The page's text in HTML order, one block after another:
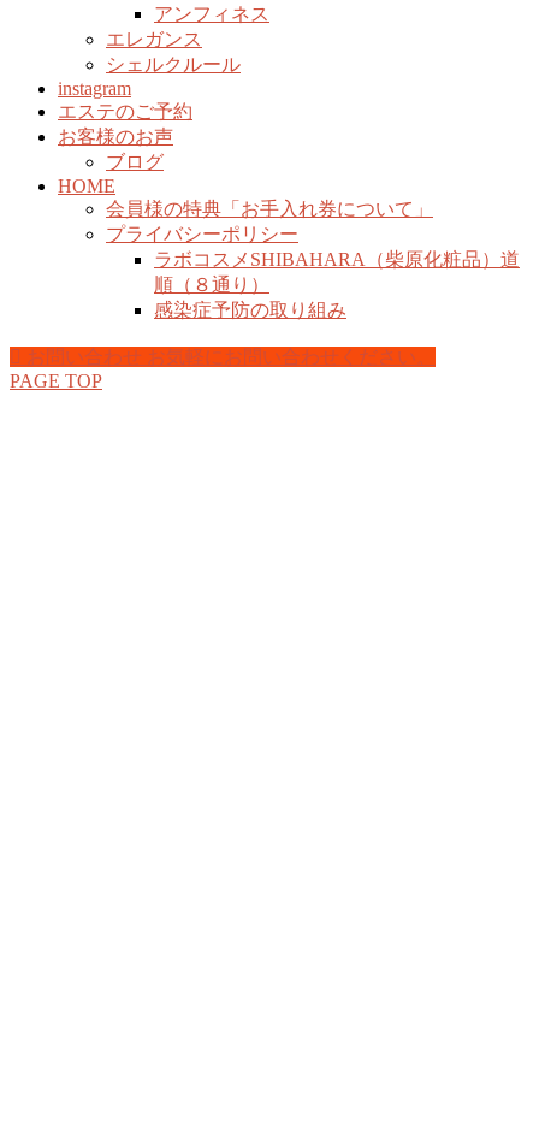
アンフィネス
エレガンス
シェルクルール
instagram
エステのご予約
お客様のお声
ブログ
HOME
会員様の特典「お手入れ券について」
プライバシーポリシー
ラボコスメSHIBAHARA（柴原化粧品）道
順（８通り）
感染症予防の取り組み
お問い合わせ お気軽にお問い合わせください。
PAGE TOP